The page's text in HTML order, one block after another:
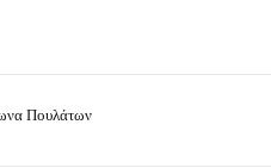
Πουλάτων